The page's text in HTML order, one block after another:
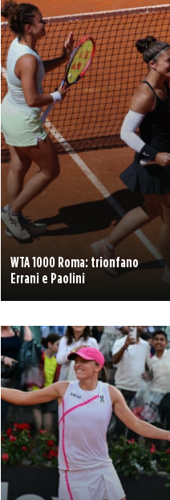
WTA 1000 Roma: trionfano
Errani e Paolini